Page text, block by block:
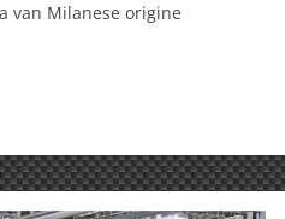
van Milanese origine